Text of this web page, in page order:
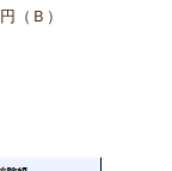
（Ｂ）